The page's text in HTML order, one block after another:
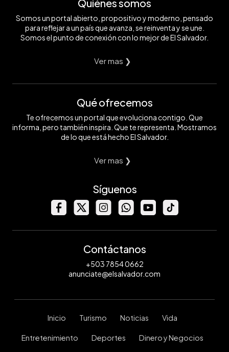
Quiénes somos
Somos un portal abierto, propositivo y moderno, pensado
para reflejar a un país que avanza, se reinventa y se une.
Somos el punto de conexión con lo mejor de El Salvador.
Ver mas ❯
Qué ofrecemos
Te ofrecemos un portal que evoluciona contigo. Que
informa, pero también inspira. Que te representa. Mostramos
de lo que está hecho El Salvador.
Ver mas ❯
Síguenos
Contáctanos
+503 7854 0662
anunciate@elsalvador.com
Inicio Turismo Noticias Vida
Entretenimiento Deportes Dinero y Negocios